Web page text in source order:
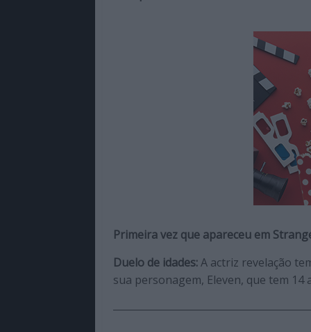
Primeira vez que apareceu em
Duelo de idades:A actriz revelação
sua personagem, Eleven, que tem 14